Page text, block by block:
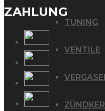
TUNING
VENTILE
ZAHLUNG